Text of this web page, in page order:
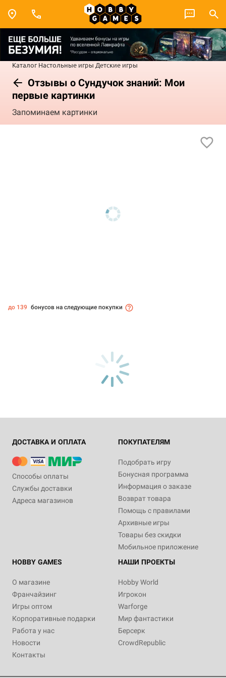
Каталог Настольные игры Детские игры
Отзывы о Сундучок знаний: Мои
первые картинки
Запоминаем картинки
до 139 бонусов на следующие покупки
ДОСТАВКА И ОПЛАТА
Способы оплаты
Службы доставки
Адреса магазинов
ПОКУПАТЕЛЯМ
Подобрать игру
Бонусная программа
Информация о заказе
Возврат товара
Помощь с правилами
Архивные игры
Товары без скидки
Мобильное приложение
HOBBY GAMES
О магазине
Франчайзинг
Игры оптом
Корпоративные подарки
Работа у нас
Новости
Контакты
НАШИ ПРОЕКТЫ
Hobby World
Игрокон
Warforge
Мир фантастики
Берсерк
CrowdRepublic